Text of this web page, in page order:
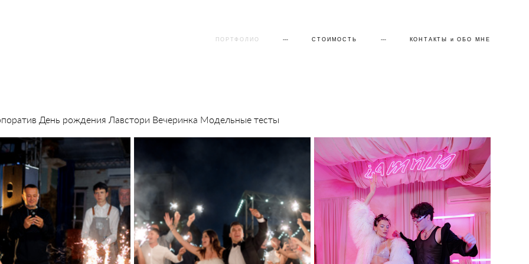
ПОРТФОЛИО --- СТОИМОСТЬ --- КОНТАКТЫ и ОБО МНЕ
ПОРТФОЛИО --- СТОИМОСТЬ --- КОНТАКТЫ и ОБО МНЕ
День рождения Лавстори Вечеринка Модельные тесты